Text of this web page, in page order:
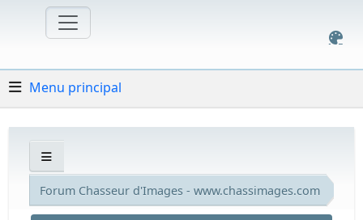
Menu principal
Forum Chasseur d'Images - www.chassimages.com